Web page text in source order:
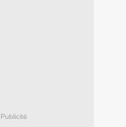
Publicité